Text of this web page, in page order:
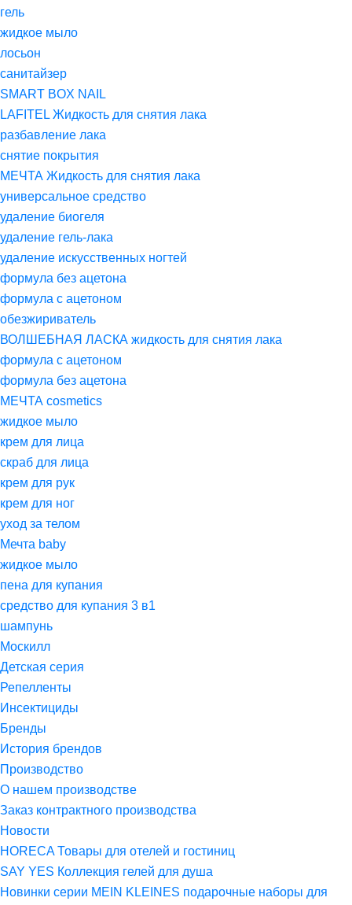
гель
жидкое мыло
лосьон
санитайзер
SMART BOX NAIL
LAFITEL Жидкость для снятия лака
разбавление лака
снятие покрытия
МЕЧТА Жидкость для снятия лака
универсальное средство
удаление биогеля
удаление гель-лака
удаление искусственных ногтей
формула без ацетона
формула с ацетоном
обезжириватель
ВОЛШЕБНАЯ ЛАСКА жидкость для снятия лака
формула с ацетоном
формула без ацетона
МЕЧТА cosmetics
жидкое мыло
крем для лица
скраб для лица
крем для рук
крем для ног
уход за телом
Мечта baby
жидкое мыло
пена для купания
средство для купания 3 в1
шампунь
Москилл
Детская серия
Репелленты
Инсектициды
Бренды
История брендов
Производство
О нашем производстве
Заказ контрактного производства
Новости
HORECA Товары для отелей и гостиниц
SAY YES Коллекция гелей для душа
Новинки серии MEIN KLEINES подарочные наборы для